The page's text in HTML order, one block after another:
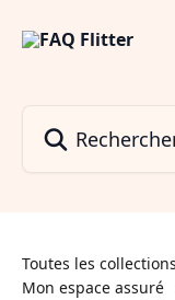
Toutes les collections
Mon espace assuré